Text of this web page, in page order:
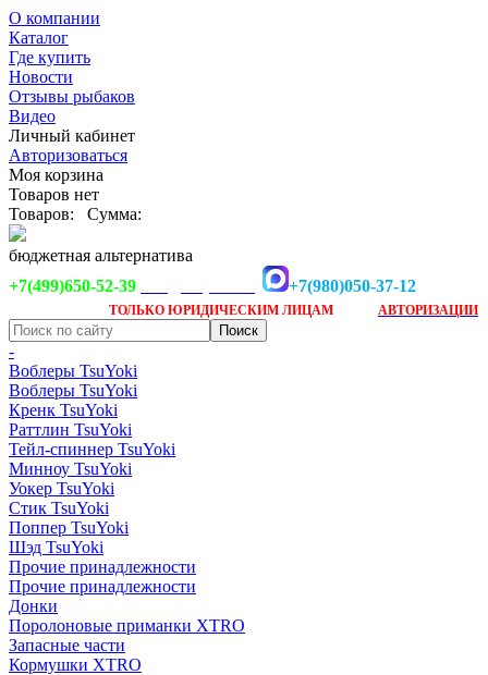
О компании
Каталог
Где купить
Новости
Отзывы рыбаков
Видео
Личный кабинет
Авторизоваться
Моя корзина
Товаров нет
Товаров:
Сумма:
бюджетная альтернатива
+7(499)650-52-39
+7(980)050-37-12
ТОЛЬКО ЮРИДИЧЕСКИМ ЛИЦАМ АВТОРИЗАЦИИ
-
Воблеры TsuYoki
Воблеры TsuYoki
Кренк TsuYoki
Раттлин TsuYoki
Тейл-спиннер TsuYoki
Минноу TsuYoki
Уокер TsuYoki
Стик TsuYoki
Поппер TsuYoki
Шэд TsuYoki
Прочие принадлежности
Прочие принадлежности
Донки
Поролоновые приманки XTRO
Запасные части
Кормушки XTRO